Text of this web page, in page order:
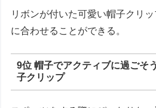
リボンが付いた可愛い帽子クリ
に合わせることができる。
9位 帽子でアクティブに過ごそ
子クリップ